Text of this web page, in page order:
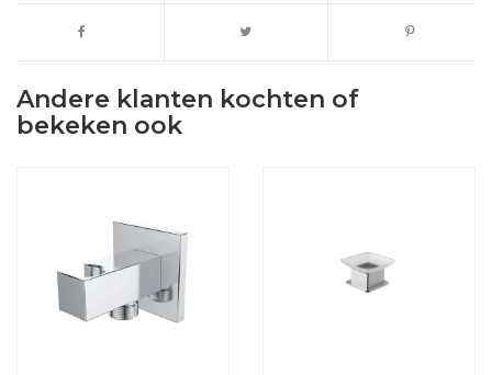
Andere klanten kochten of
bekeken ook